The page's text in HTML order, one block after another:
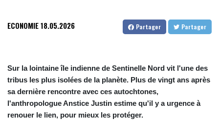
ECONOMIE18.05.2026 Partager Partager
Sur la lointaine île indienne de Sentinelle Nord vit l'une des
tribus les plus isolées de la planète. Plus de vingt ans après
sa dernière rencontre avec ces autochtones,
l'anthropologue Anstice Justin estime qu'il y a urgence à
renouer le lien, pour mieux les protéger.